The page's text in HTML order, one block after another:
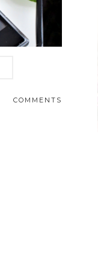
COMMENTS